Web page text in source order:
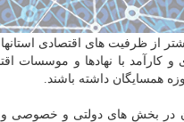
از ظرفیت های اقتصادی
با نهادها و موسسات
همسایگان داشته باشند.
در بخش های دولتی و خصوصی و